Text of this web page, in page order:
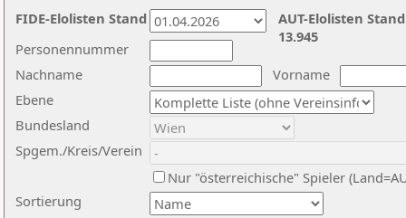
Nachname
Vorname
Ebene
Sortierung
Personennummer
Bundesland
Spgem./Kreis/Verein
Nur "österreichische" Spieler
AUT-Elolisten
13.945
FIDE-Elolisten Stand